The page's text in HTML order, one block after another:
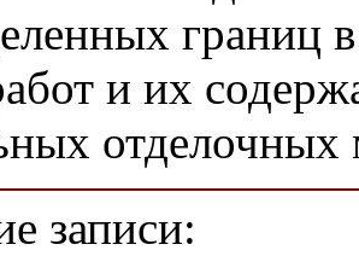
границ
и их
отделочных
записи: